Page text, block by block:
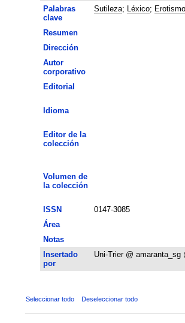
Palabras
clave
Sutileza; Léxico; Erotismo
Resumen
Dirección
Autor
corporativo
Editorial
Idioma
Editor de la
colección
Volumen de
la colección
ISSN
0147-3085
Área
Notas
Insertado
por
Uni-Trier @ amaranta_sg
Seleccionar todo Deseleccionar todo